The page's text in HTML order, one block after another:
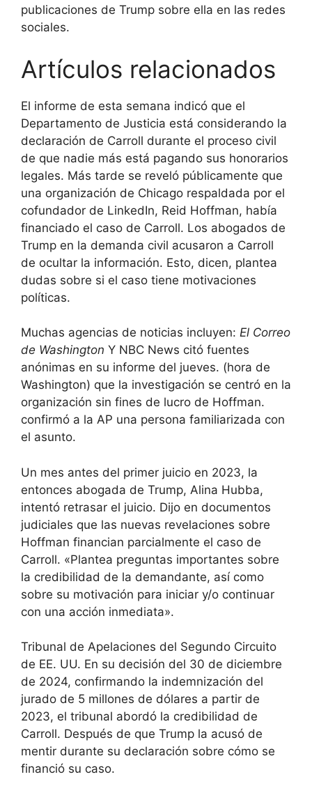
publicaciones de Trump sobre ella en las redes
sociales.
Artículos relacionados
El informe de esta semana indicó que el
Departamento de Justicia está considerando la
declaración de Carroll durante el proceso civil
de que nadie más está pagando sus honorarios
legales. Más tarde se reveló públicamente que
una organización de Chicago respaldada por el
cofundador de LinkedIn, Reid Hoffman, había
financiado el caso de Carroll. Los abogados de
Trump en la demanda civil acusaron a Carroll
de ocultar la información. Esto, dicen, plantea
dudas sobre si el caso tiene motivaciones
políticas.
Muchas agencias de noticias incluyen: El Correo
de Washington Y NBC News citó fuentes
anónimas en su informe del jueves. (hora de
Washington) que la investigación se centró en la
organización sin fines de lucro de Hoffman.
confirmó a la AP una persona familiarizada con
el asunto.
Un mes antes del primer juicio en 2023, la
entonces abogada de Trump, Alina Hubba,
intentó retrasar el juicio. Dijo en documentos
judiciales que las nuevas revelaciones sobre
Hoffman financian parcialmente el caso de
Carroll. «Plantea preguntas importantes sobre
la credibilidad de la demandante, así como
sobre su motivación para iniciar y/o continuar
con una acción inmediata».
Tribunal de Apelaciones del Segundo Circuito
de EE. UU. En su decisión del 30 de diciembre
de 2024, confirmando la indemnización del
jurado de 5 millones de dólares a partir de
2023, el tribunal abordó la credibilidad de
Carroll. Después de que Trump la acusó de
mentir durante su declaración sobre cómo se
financió su caso.